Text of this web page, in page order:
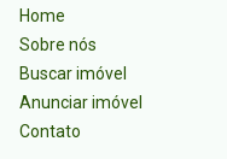
Home
Sobre nós
Buscar imóvel
Anunciar imóvel
Contato